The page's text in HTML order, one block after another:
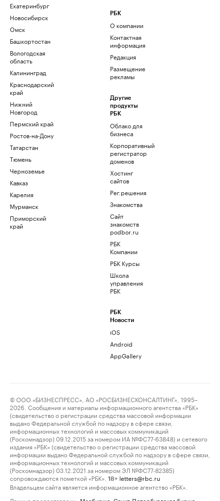
Екатеринбург
Новосибирск
Омск
Башкортостан
Вологодская
область
Калининград
Краснодарский
край
Нижний
Новгород
Пермский край
Ростов-на-Дону
Татарстан
Тюмень
Черноземье
Кавказ
Карелия
Мурманск
Приморский
край
РБК
О компании
Контактная
информация
Редакция
Размещение
рекламы
Другие
продукты
РБК
Облако для
бизнеса
Корпоративный
регистратор
доменов
Хостинг
сайтов
Рег.решения
Знакомства
Сайт
знакомств
podbor.ru
РБК
Компании
РБК Курсы
Школа
управления
РБК
РБК
Новости
iOS
Android
AppGallery
© ООО «БИЗНЕСПРЕСС», АО «РОСБИЗНЕСКОНСАЛТИНГ», 1995–
2026. Сообщения и материалы информационного агентства «РБК»
(свидетельство о регистрации средства массовой информации
выдано Федеральной службой по надзору в сфере связи,
информационных технологий и массовых коммуникаций
(Роскомнадзор) 09.12.2015 за номером ИА №ФС77-63848) и сетевого
издания «РБК» (свидетельство о регистрации средства массовой
информации выдано Федеральной службой по надзору в сфере связи,
информационных технологий и массовых коммуникаций
(Роскомнадзор) 03.12.2021 за номером ЭЛ №ФС77-82385)
сопровождаются пометкой «РБК».
18+ letters@rbc.ru
Владельцем сайта является информационное агентство «РБК».